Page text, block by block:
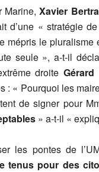
Marine,Xavier
d’une « stratégie
mépris le pluralisme
seule », a-t-il
droite
: « Pourquoi les
de signer pour
» a-t-il «
les pontes de
tenus pour des